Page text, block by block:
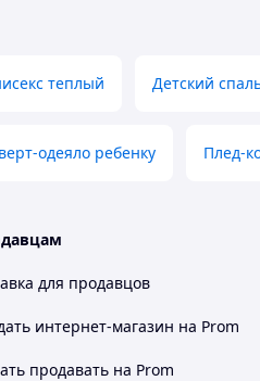
теплый Детский
одеяло ребенку Плед-
для продавцов
интернет-магазин на Prom
продавать на Prom